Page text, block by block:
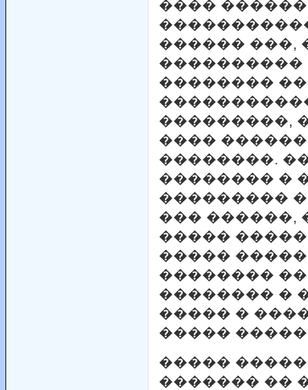
����
������ ���,
����������
��������
���������,
����
��������.
�������� �
���������
��� ������,
�����
�����
��������
�������� �
����� �
�����
�����
������� ��